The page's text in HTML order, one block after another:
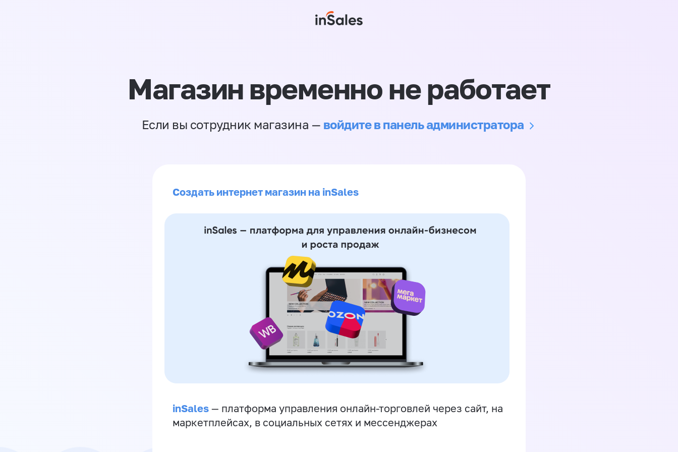
Магазин временно не работает
Если вы сотрудник магазина — войдите в панель администратора
Создать интернет магазин на inSales
inSales — платформа управления онлайн-торговлей через сайт, на
маркетплейсах, в социальных сетях и мессенджерах